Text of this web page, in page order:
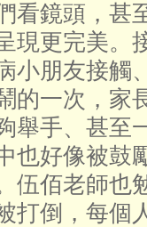
看鏡頭，甚
現更完美。
小朋友接觸
的一次，家
舉手、甚至
也好像被鼓
伍佰老師也
打倒，每個